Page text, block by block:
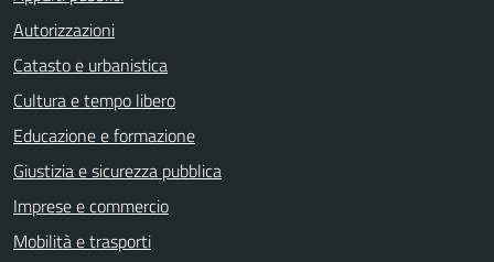
Autorizzazioni
Catasto e urbanistica
Cultura e tempo libero
Educazione e formazione
Giustizia e sicurezza pubblica
Imprese e commercio
Mobilità e trasporti